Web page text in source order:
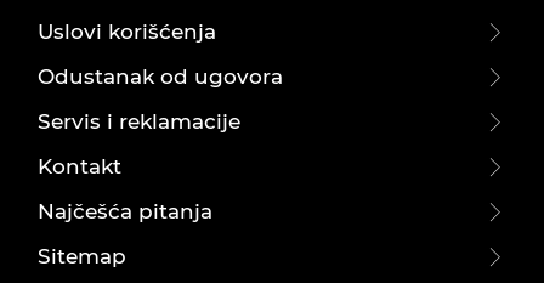
Uslovi korišćenja
Odustanak od ugovora
Servis i reklamacije
Kontakt
Najčešća pitanja
Sitemap